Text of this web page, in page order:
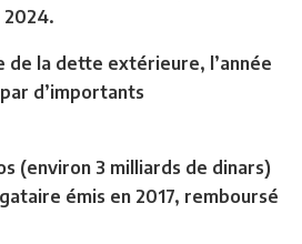
2024.
de la dette extérieure, l’année
d’importants
(environ 3 milliards de dinars)
émis en 2017, remboursé